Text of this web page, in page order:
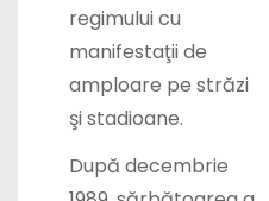
manifestaţii de
amploare pe străzi
şi stadioane.
După decembrie
1989, sărbătoarea a